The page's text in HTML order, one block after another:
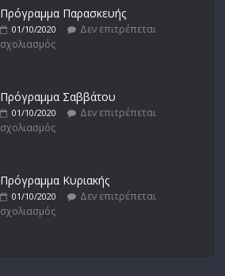
Πρόγραμμα Παρασκευής
01/10/2020
Δεν επιτρέπεται
σχολιασμός
Πρόγραμμα Σαββάτου
01/10/2020
Δεν επιτρέπεται
σχολιασμός
Πρόγραμμα Κυριακής
01/10/2020
Δεν επιτρέπεται
σχολιασμός